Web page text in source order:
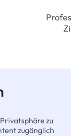
zu
zugänglich